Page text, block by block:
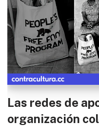
Las redes de
organización